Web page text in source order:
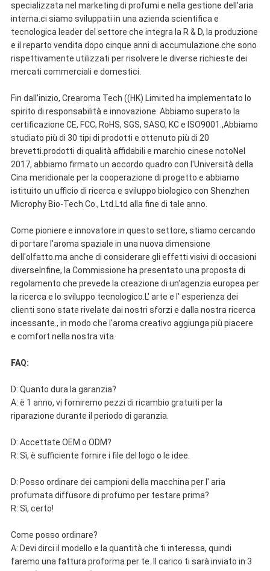
specializzata nel marketing di profumi e nella gestione dell'aria
interna.ci siamo sviluppati in una azienda scientifica e
tecnologica leader del settore che integra la R & D, la produzione
e il reparto vendita dopo cinque anni di accumulazione.che sono
rispettivamente utilizzati per risolvere le diverse richieste dei
mercati commerciali e domestici.
Fin dall'inizio, Crearoma Tech ((HK) Limited ha implementato lo
spirito di responsabilità e innovazione. Abbiamo superato la
certificazione CE, FCC, RoHS, SGS, SASO, KC e ISO9001.,Abbiamo
studiato più di 30 tipi di prodotti e ottenuto più di 20
brevetti.prodotti di qualità affidabili e marchio cinese notoNel
2017, abbiamo firmato un accordo quadro con l'Università della
Cina meridionale per la cooperazione di progetto e abbiamo
istituito un ufficio di ricerca e sviluppo biologico con Shenzhen
Microphy Bio-Tech Co., Ltd.Ltd alla fine di tale anno.
Come pioniere e innovatore in questo settore, stiamo cercando
di portare l'aroma spaziale in una nuova dimensione
dell'olfatto.ma anche di considerare gli effetti visivi di occasioni
diverseInfine, la Commissione ha presentato una proposta di
regolamento che prevede la creazione di un'agenzia europea per
la ricerca e lo sviluppo tecnologico.L' arte e l' esperienza dei
clienti sono state rivelate dai nostri sforzi e dalla nostra ricerca
incessante., in modo che l'aroma creativo aggiunga più piacere
e comfort nella nostra vita.
FAQ:
D: Quanto dura la garanzia?
A: è 1 anno, vi forniremo pezzi di ricambio gratuiti per la
riparazione durante il periodo di garanzia.
D: Accettate OEM o ODM?
R: Sì, è sufficiente fornire i file del logo o le idee.
D: Posso ordinare dei campioni della macchina per l' aria
profumata diffusore di profumo per testare prima?
R: Sì, certo!
Come posso ordinare?
A: Devi dirci il modello e la quantità che ti interessa, quindi
faremo una fattura proforma per te. Il carico ti sarà inviato in 3